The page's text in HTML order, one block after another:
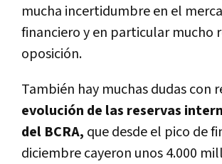
mucha incertidumbre en el
financiero y en particular mucho
oposición.
También hay muchas dudas con
evolución de las reservas
del BCRA, que desde el pico de
diciembre cayeron unos 4.000